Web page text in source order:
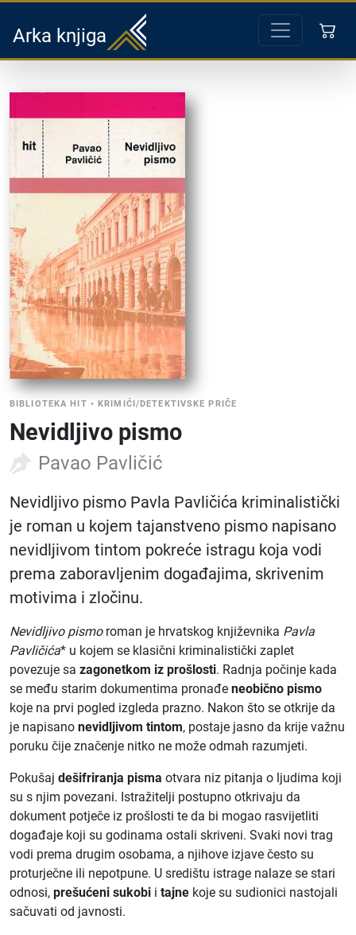
Arka knjiga
BIBLIOTEKA HIT •KRIMIĆI/DETEKTIVSKE PRIČE
Nevidljivo pismo
Pavao Pavličić
Nevidljivo pismo Pavla Pavličića kriminalistički
je roman u kojem tajanstveno pismo napisano
nevidljivom tintom pokreće istragu koja vodi
prema zaboravljenim događajima, skrivenim
motivima i zločinu.
Nevidljivo pismoroman je hrvatskog književnika Pavla
Pavličića* u kojem se klasični kriminalistički zaplet
povezuje sa zagonetkom iz prošlosti. Radnja počinje kada
se među starim dokumentima pronađe neobično pismo
koje na prvi pogled izgleda prazno. Nakon što se otkrije da
je napisano nevidljivom tintom, postaje jasno da krije važnu
poruku čije značenje nitko ne može odmah razumjeti.
Pokušaj dešifriranja pisma otvara niz pitanja o ljudima koji
su s njim povezani. Istražitelji postupno otkrivaju da
dokument potječe iz prošlosti te da bi mogao rasvijetliti
događaje koji su godinama ostali skriveni. Svaki novi trag
vodi prema drugim osobama, a njihove izjave često su
proturječne ili nepotpune. U središtu istrage nalaze se stari
odnosi, prešućeni sukobi i tajne koje su sudionici nastojali
sačuvati od javnosti.